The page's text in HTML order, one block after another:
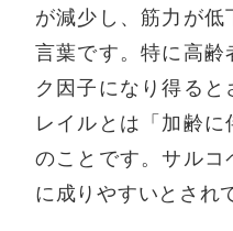
が減少し、筋力が
言葉です。特に高齢
ク因子になり得る
レイルとは「加齢に
のことです。サルコ
に成りやすいとされ